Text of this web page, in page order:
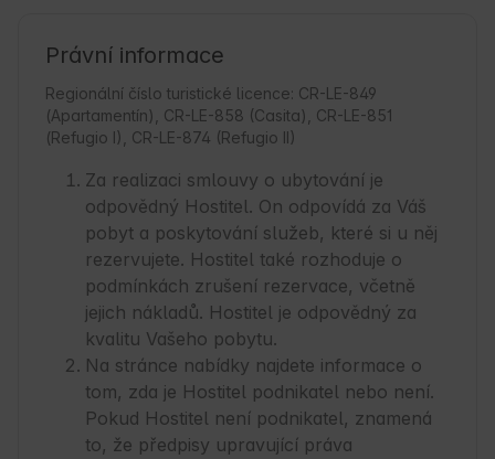
Právní informace
Regionální číslo turistické licence: CR-LE-849
(Apartamentín), CR-LE-858 (Casita), CR-LE-851
(Refugio I), CR-LE-874 (Refugio II)
Za realizaci smlouvy o ubytování je
odpovědný Hostitel. On odpovídá za Váš
pobyt a poskytování služeb, které si u něj
rezervujete. Hostitel také rozhoduje o
podmínkách zrušení rezervace, včetně
jejich nákladů. Hostitel je odpovědný za
kvalitu Vašeho pobytu.
Na stránce nabídky najdete informace o
tom, zda je Hostitel podnikatel nebo není.
Pokud Hostitel není podnikatel, znamená
to, že předpisy upravující práva